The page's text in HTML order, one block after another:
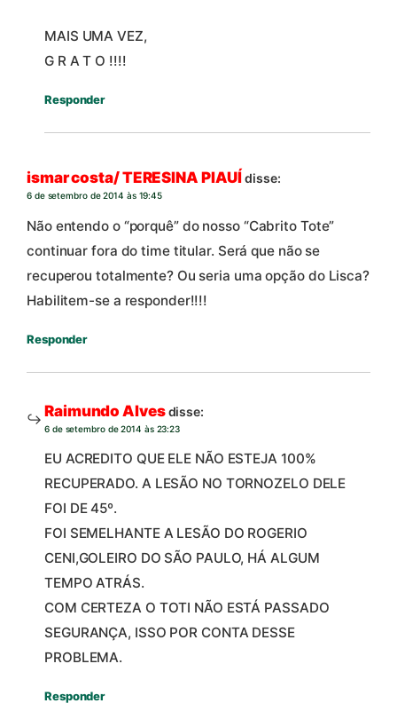
MAIS UMA VEZ,
G R A T O !!!!
Responder
ismar costa/ TERESINA PIAUÍdisse:
6 de setembro de 2014 às 19:45
Não entendo o “porquê” do nosso “Cabrito Tote”
continuar fora do time titular. Será que não se
recuperou totalmente? Ou seria uma opção do Lisca?
Habilitem-se a responder!!!!
Responder
Raimundo Alvesdisse:
6 de setembro de 2014 às 23:23
EU ACREDITO QUE ELE NÃO ESTEJA 100%
RECUPERADO. A LESÃO NO TORNOZELO DELE
FOI DE 45º.
FOI SEMELHANTE A LESÃO DO ROGERIO
CENI,GOLEIRO DO SÃO PAULO, HÁ ALGUM
TEMPO ATRÁS.
COM CERTEZA O TOTI NÃO ESTÁ PASSADO
SEGURANÇA, ISSO POR CONTA DESSE
PROBLEMA.
Responder